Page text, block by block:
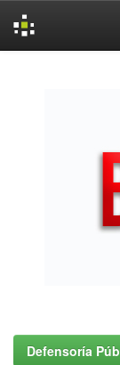
Defensoría